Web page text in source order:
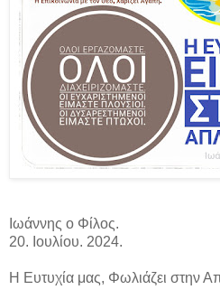
Ιωάννης ο Φίλος.
20. Ιουλίου. 2024.
Η Ευτυχία μας, Φωλιάζει στην